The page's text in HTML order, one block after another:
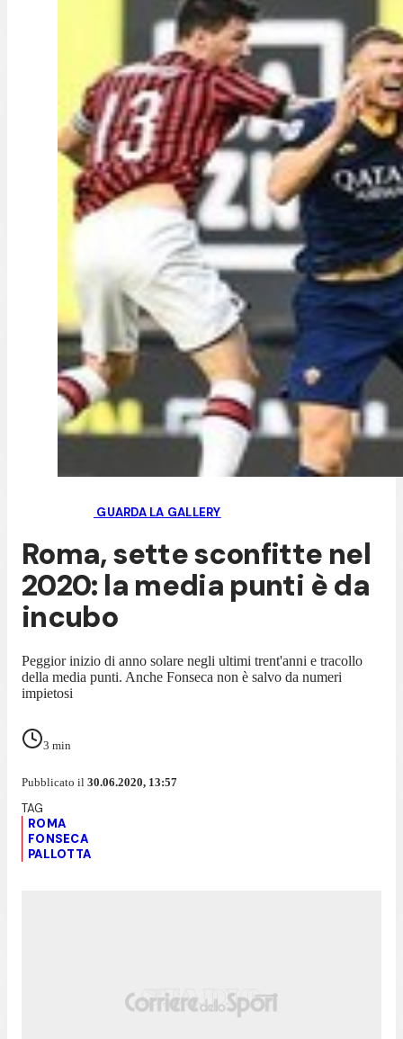
GUARDA LA GALLERY
Roma, sette sconfitte nel
2020: la media punti è da
incubo
Peggior inizio di anno solare negli ultimi trent'anni e tracollo
della media punti. Anche Fonseca non è salvo da numeri
impietosi
3 min
Pubblicato il 30.06.2020, 13:57
ROMA
FONSECA
PALLOTTA